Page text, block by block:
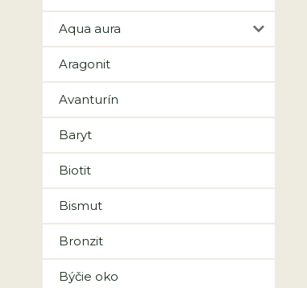
Aqua aura
Aragonit
Avanturín
Baryt
Biotit
Bismut
Bronzit
Býčie oko